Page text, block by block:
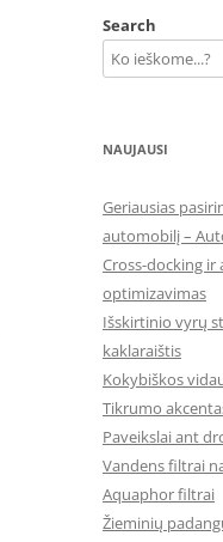
Search
NAUJAUSI
Geriausias
automobilį –
Cross-docking ir
optimizavimas
Išskirtinio vyrų
kaklaraištis
Kokybiškos
Tikrumo
Paveikslai ant
Vandens filtrai
Aquaphor filtrai
Žieminių